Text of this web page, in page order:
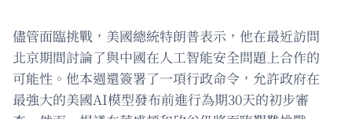
儘管面臨挑戰，美國總統特朗普表示，他在最近訪問
北京期間討論了與中國在人工智能安全問題上合作的
可能性。他本週還簽署了一項行政命令，允許政府在
最強大的美國AI模型發布前進行為期30天的初步審